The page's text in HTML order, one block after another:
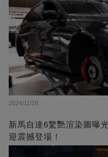
2024/11/18
新馬自達6驚艷渲染圖曝
迎震撼登場！